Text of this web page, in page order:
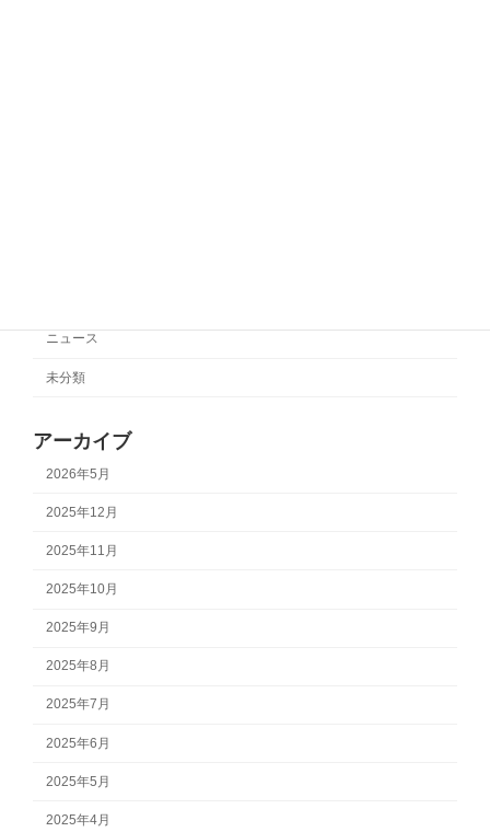
ニュース
未分類
アーカイブ
2026年5月
2025年12月
2025年11月
2025年10月
2025年9月
2025年8月
2025年7月
2025年6月
2025年5月
2025年4月